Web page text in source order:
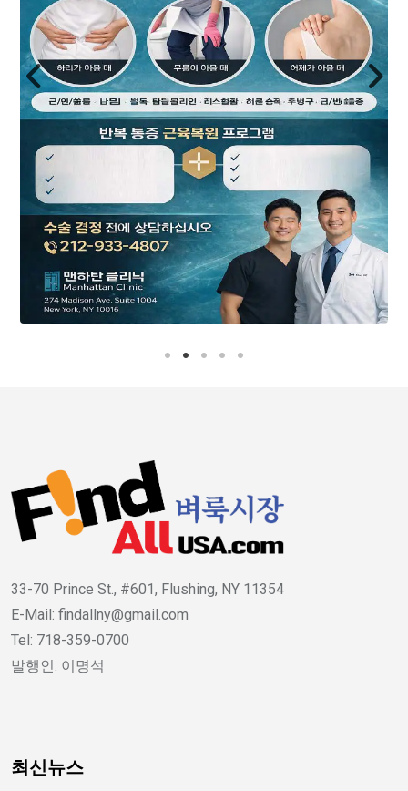
33-70 Prince St., #601, Flushing, NY 11354
E-Mail: findallny@gmail.com
Tel: 718-359-0700
발행인: 이명석
최신뉴스